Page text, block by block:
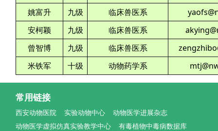
姚富升
九级 临床兽医系
安柯颖
九级 临床兽医系
曾智博
九级 临床兽医系
米铁军
十级 动物药学系
常用链接
西安动物医院 实验动物中心
动物医学进展杂志
动物医学虚拟仿真实验教学中心
有毒植物中毒病数据库